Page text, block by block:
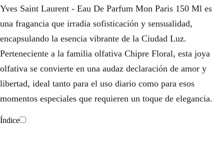
Yves Saint Laurent - Eau De Parfum Mon Paris 150 Ml es
una fragancia que irradia sofisticación y sensualidad,
encapsulando la esencia vibrante de la Ciudad Luz.
Perteneciente a la familia olfativa Chipre Floral, esta joya
olfativa se convierte en una audaz declaración de amor y
libertad, ideal tanto para el uso diario como para esos
momentos especiales que requieren un toque de elegancia.
Índice